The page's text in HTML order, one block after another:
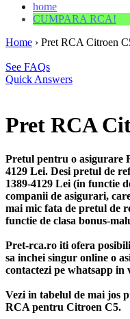
home
CUMPARA RCA!
Home › Pret RCA Citroen
See FAQs
Quick Answers
Pret RCA
Pretul pentru o asigurare
4129 Lei. Desi pretul de
1389-4129 Lei (in functie
companii de asigurari,
mai mic fata de pretul de
functie de clasa bonus-
Pret-rca.ro iti ofera
sa inchei singur online o
contactezi pe whatsapp
Vezi in tabelul de mai jos
RCA pentru Citroen C5.